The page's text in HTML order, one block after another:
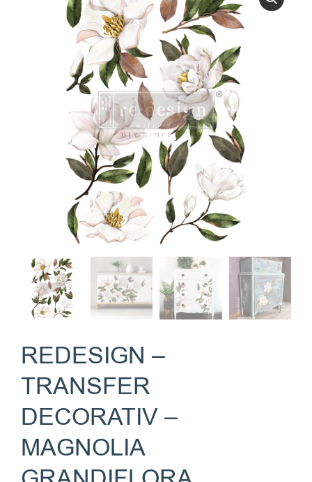
REDESIGN –
TRANSFER
DECORATIV –
MAGNOLIA